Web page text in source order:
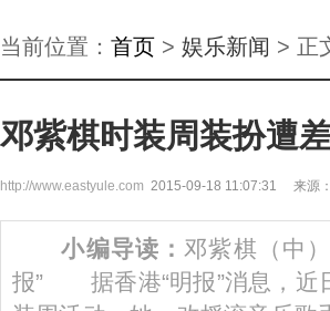
当前位置： 首页 > 娱乐新闻 > 正
邓紫棋时装周装扮遭
http://www.eastyule.com 2015-09-18 11:07:31 来源
小编导读：邓紫棋（中
报” 据香港“明报”消息，近